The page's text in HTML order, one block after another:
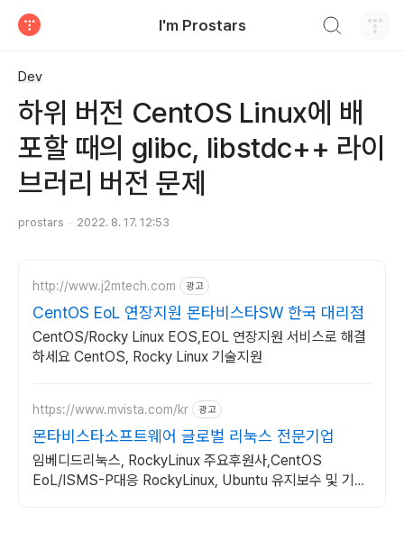
I'm Prostars
Dev
하위 버전 CentOS Linux에 배
포할 때의 glibc, libstdc++ 라이
브러리 버전 문제
prostars 2022. 8. 17. 12:53
http://www.j2mtech.com 광고
CentOS EoL 연장지원 몬타비스타SW 한국 대리점
CentOS/Rocky Linux EOS,EOL 연장지원 서비스로 해결
하세요 CentOS, Rocky Linux 기술지원
https://www.mvista.com/kr 광고
몬타비스타소프트웨어 글로벌 리눅스 전문기업
임베디드리눅스, RockyLinux 주요후원사,CentOS
EoL/ISMS-P대응 RockyLinux, Ubuntu 유지보수 및 기술